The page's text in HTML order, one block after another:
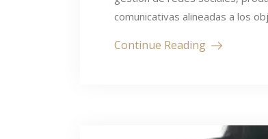
comunicativas alineadas a los
Continue Reading